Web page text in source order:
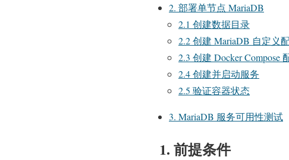
2. 部署单节点 MariaDB
2.1 创建数据目录
2.2 创建 MariaDB 自定义
2.3 创建 Docker Compose
2.4 创建并启动服务
2.5 验证容器状态
3. MariaDB 服务可用性测试
1. 前提条件